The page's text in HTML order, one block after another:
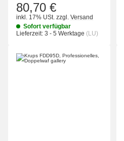
80,70 €
inkl. 17% USt. zzgl. Versand
Sofort verfügbar
Lieferzeit: 3 - 5 Werktage (LU)